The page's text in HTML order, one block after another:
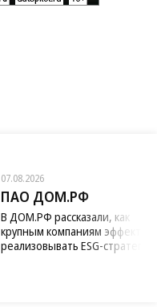
07.08.2026
ПАО ДОМ.РФ
В ДОМ.РФ рассказали, как
крупным компаниям
реализовывать ESG-стратегию